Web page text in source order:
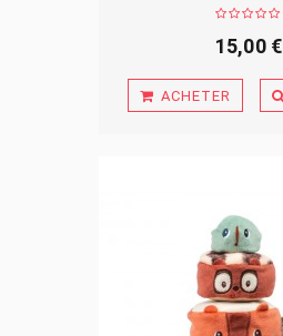
15,00 €
ACHETER